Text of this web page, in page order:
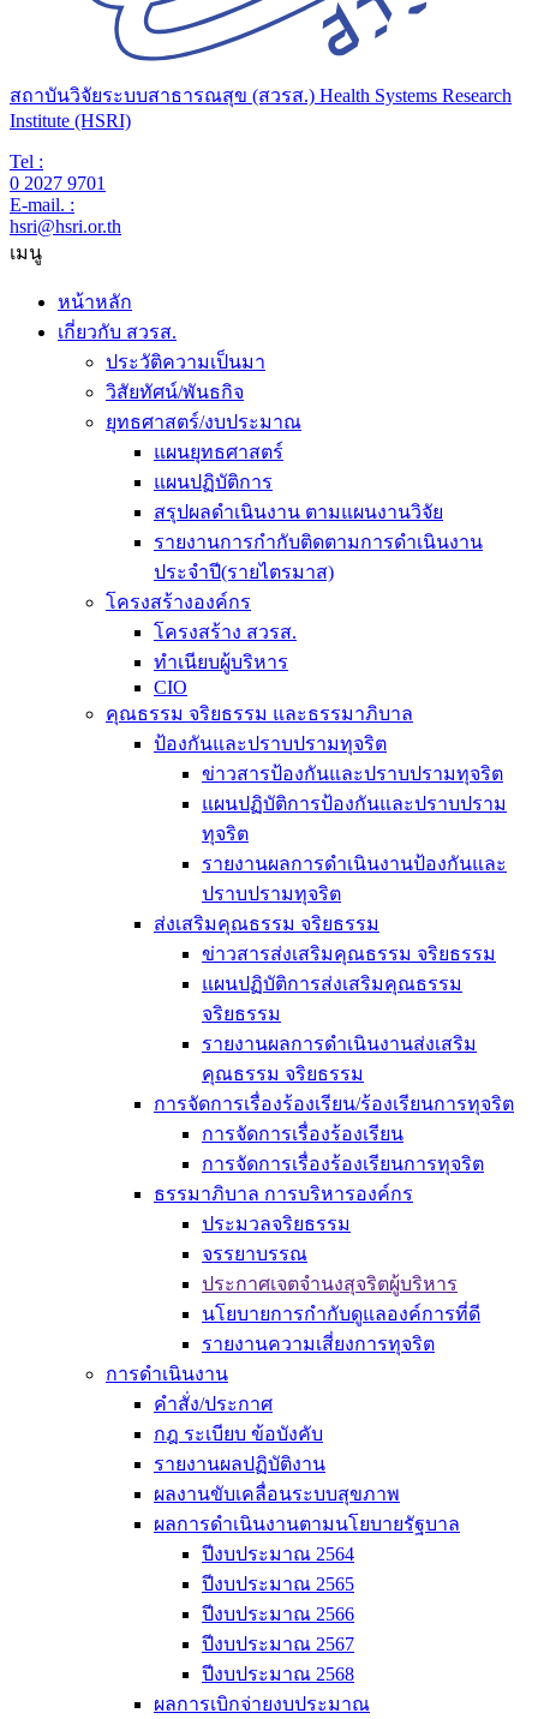
สถาบันวิจัยระบบสาธารณสุข (สวรส.) Health Systems Research
Institute (HSRI)
Tel :
0 2027 9701
E-mail. :
hsri@hsri.or.th
เมนู
หน้าหลัก
เกี่ยวกับ สวรส.
ประวัติความเป็นมา
วิสัยทัศน์/พันธกิจ
ยุทธศาสตร์/งบประมาณ
แผนยุทธศาสตร์
แผนปฏิบัติการ
สรุปผลดำเนินงาน ตามแผนงานวิจัย
รายงานการกำกับติดตามการดำเนินงาน
ประจำปี(รายไตรมาส)
โครงสร้างองค์กร
โครงสร้าง สวรส.
ทำเนียบผู้บริหาร
CIO
คุณธรรม จริยธรรม และธรรมาภิบาล
ป้องกันและปราบปรามทุจริต
ข่าวสารป้องกันและปราบปรามทุจริต
แผนปฏิบัติการป้องกันและปราบปราม
ทุจริต
รายงานผลการดำเนินงานป้องกันและ
ปราบปรามทุจริต
ส่งเสริมคุณธรรม จริยธรรม
ข่าวสารส่งเสริมคุณธรรม จริยธรรม
แผนปฏิบัติการส่งเสริมคุณธรรม
จริยธรรม
รายงานผลการดำเนินงานส่งเสริม
คุณธรรม จริยธรรม
การจัดการเรื่องร้องเรียน/ร้องเรียนการทุจริต
การจัดการเรื่องร้องเรียน
การจัดการเรื่องร้องเรียนการทุจริต
ธรรมาภิบาล การบริหารองค์กร
ประมวลจริยธรรม
จรรยาบรรณ
ประกาศเจตจำนงสุจริตผู้บริหาร
นโยบายการกำกับดูแลองค์การที่ดี
รายงานความเสี่ยงการทุจริต
การดำเนินงาน
คำสั่ง/ประกาศ
กฎ ระเบียบ ข้อบังคับ
รายงานผลปฏิบัติงาน
ผลงานขับเคลื่อนระบบสุขภาพ
ผลการดำเนินงานตามนโยบายรัฐบาล
ปีงบประมาณ 2564
ปีงบประมาณ 2565
ปีงบประมาณ 2566
ปีงบประมาณ 2567
ปีงบประมาณ 2568
ผลการเบิกจ่ายงบประมาณ